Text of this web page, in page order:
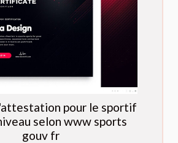
pour le sportif
selon www sports
gouv fr